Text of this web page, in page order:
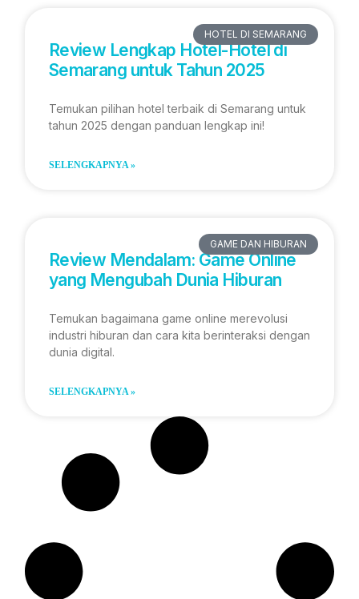
HOTEL DI SEMARANG
Review Lengkap Hotel-Hotel di
Semarang untuk Tahun 2025
Temukan pilihan hotel terbaik di Semarang untuk
tahun 2025 dengan panduan lengkap ini!
SELENGKAPNYA »
GAME DAN HIBURAN
Review Mendalam: Game Online
yang Mengubah Dunia Hiburan
Temukan bagaimana game online merevolusi
industri hiburan dan cara kita berinteraksi dengan
dunia digital.
SELENGKAPNYA »